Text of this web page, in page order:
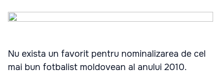
Nu exista un favorit pentru nominalizarea de cel
mai bun fotbalist moldovean al anului 2010.